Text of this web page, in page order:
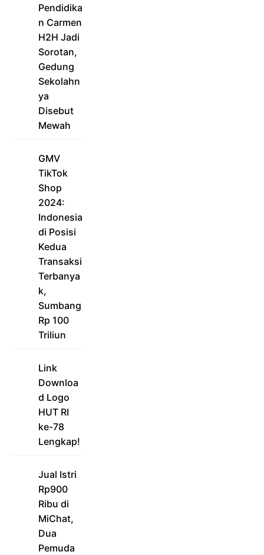
Pendidika
n Carmen
H2H Jadi
Sorotan,
Gedung
Sekolahn
ya
Disebut
Mewah
GMV
TikTok
Shop
2024:
Indonesia
di Posisi
Kedua
Transaksi
Terbanya
k,
Sumbang
Rp 100
Triliun
Link
Downloa
d Logo
HUT RI
ke-78
Lengkap!
Jual Istri
Rp900
Ribu di
MiChat,
Dua
Pemuda